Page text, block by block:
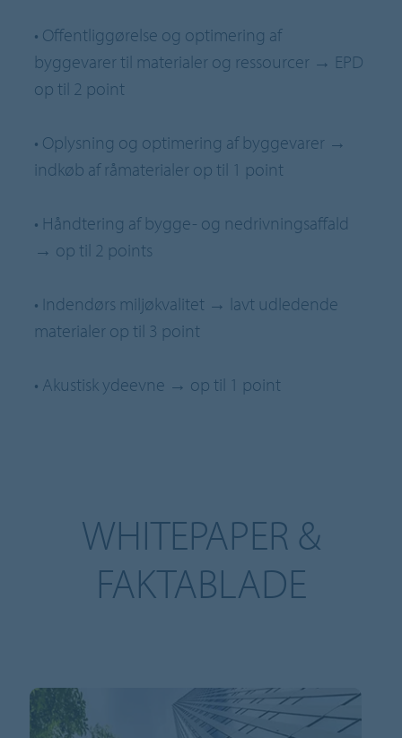
• Offentliggørelse og optimering af
byggevarer til materialer og ressourcer → EPD
op til 2 point
• Oplysning og optimering af byggevarer →
indkøb af råmaterialer op til 1 point
• Håndtering af bygge- og nedrivningsaffald
→ op til 2 points
• Indendørs miljøkvalitet → lavt udledende
materialer op til 3 point
• Akustisk ydeevne → op til 1 point
WHITEPAPER &
FAKTABLADE